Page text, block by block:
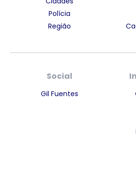
Polícia
Região
Social
Gil Fuentes